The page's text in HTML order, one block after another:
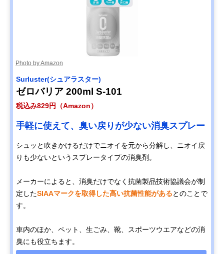
Photo by Amazon
Surluster(シュアラスター)
ゼロバリア 200ml S-101
税込み829円（Amazon）
手軽に使えて、臭い戻りが少ない消臭スプレー
シュッと吹きかけるだけでニオイを元から分解し、ニオイ戻
りも少ないというスプレータイプの消臭剤。
メーカーによると、消臭だけでなく抗菌製品技術協議会が制
定したSIAAマークを取得した高い抗菌性能があるとのことで
す。
車内のほか、ペット、生ごみ、靴、スポーツウエアなどの消
臭にも役立ちます。